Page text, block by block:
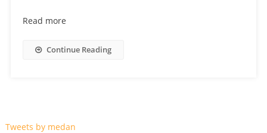
Read more
Continue Reading
Tweets by medan